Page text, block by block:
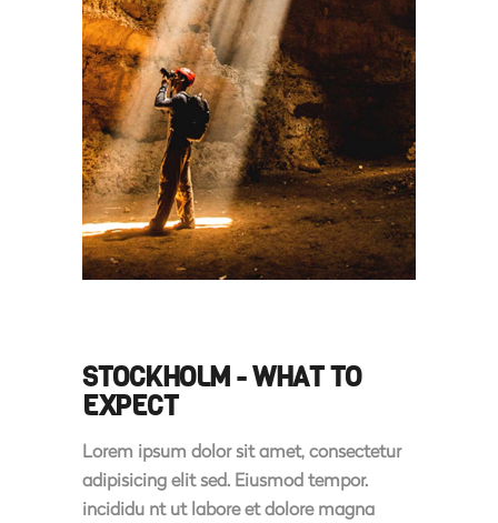
STOCKHOLM - WHAT TO
EXPECT
Lorem ipsum dolor sit amet, consectetur
adipisicing elit sed. Eiusmod tempor.
incididu nt ut labore et dolore magna